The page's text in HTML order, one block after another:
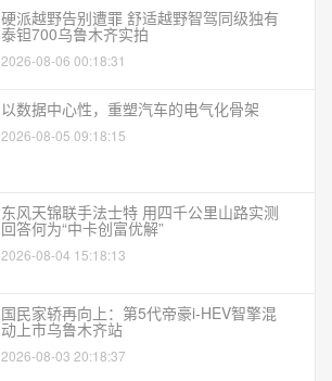
硬派越野告别遭罪 舒适越野智驾同级独有
泰钽700乌鲁木齐实拍
2026-08-06 00:18:31
以数据中心性，重塑汽车的电气化骨架
2026-08-05 09:18:15
东风天锦联手法士特 用四千公里山路实测
回答何为“中卡创富优解”
2026-08-04 15:18:13
国民家轿再向上：第5代帝豪i-HEV智擎混
动上市乌鲁木齐站
2026-08-03 20:18:37